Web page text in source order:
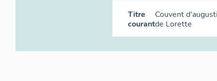
Titre
courant
Couvent
de Lorette